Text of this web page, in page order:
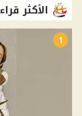
الأكثر
1